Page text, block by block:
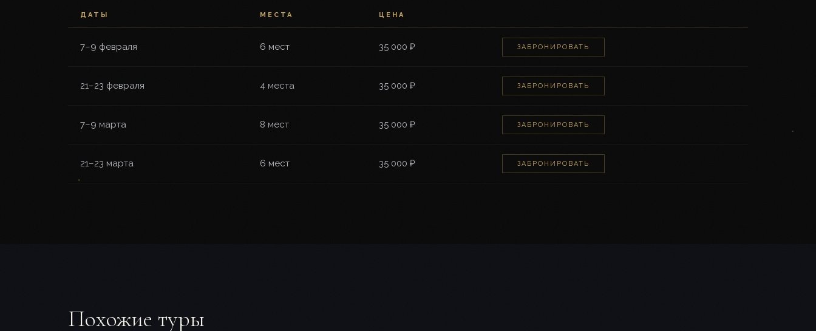
ДАТЫ МЕСТА ЦЕНА
7–9 февраля 6 мест 35 000 ₽ ЗАБРОНИРОВАТЬ
21–23 февраля 4 места 35 000 ₽ ЗАБРОНИРОВАТЬ
7–9 марта 8 мест 35 000 ₽ ЗАБРОНИРОВАТЬ
21–23 марта 6 мест 35 000 ₽ ЗАБРОНИРОВАТЬ
Похожие туры